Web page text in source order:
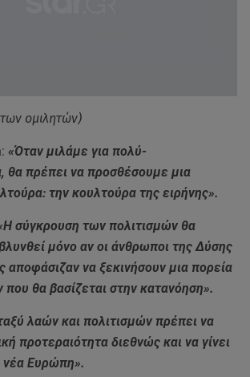
ομιλητών)
«Όταν μιλάμε για πολύ-
θα πρέπει να προσθέσουμε μια
την κουλτούρα της ειρήνης».
σύγκρουση των πολιτισμών θα
μόνο αν οι άνθρωποι της Δύσης
αποφάσιζαν να ξεκινήσουν μια πορεία
θα βασίζεται στην κατανόηση».
λαών και πολιτισμών πρέπει να
προτεραιότητα διεθνώς και να γίνει
νέα Ευρώπη».